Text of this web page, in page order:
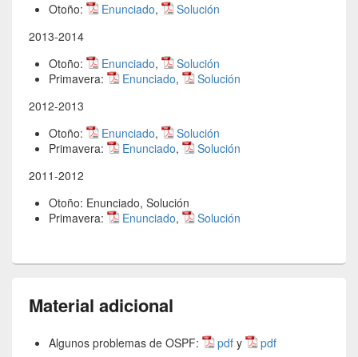
Otoño:
Enunciado,
Solución
2013-2014
Otoño:
Enunciado,
Solución
Primavera:
Enunciado,
Solución
2012-2013
Otoño:
Enunciado,
Solución
Primavera:
Enunciado,
Solución
2011-2012
Otoño: Enunciado, Solución
Primavera:
Enunciado, Solución
Material adicional
Algunos problemas de OSPF: pdf y pdf